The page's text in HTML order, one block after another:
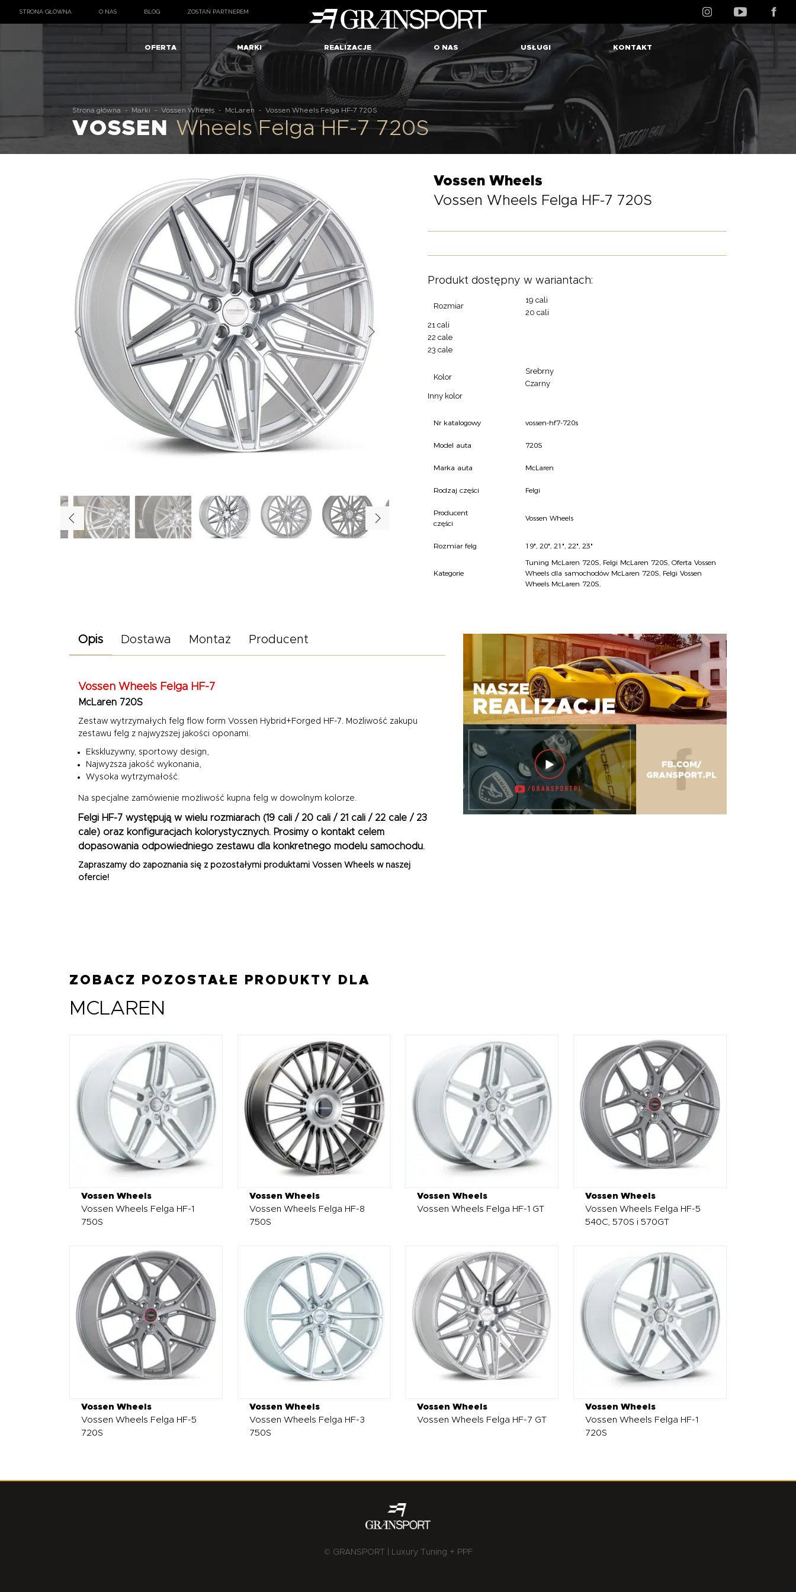
STRONA GŁÓWNA O NAS BLOG ZOSTAŃ PARTNEREM
OFERTA MARKI REALIZACJE O NAS USŁUGI KONTAKT
Strona główna - Marki - Vossen Wheels - McLaren - Vossen Wheels Felga HF-7 720S
VOSSEN Wheels Felga HF-7 720S
Vossen Wheels
Vossen Wheels Felga HF-7 720S
Produkt dostępny w wariantach:
Rozmiar
19 cali
20 cali
21 cali
22 cale
23 cale
Kolor
Srebrny
Czarny
Inny kolor
Nr katalogowy vossen-hf7-720s
Model auta 720S
Marka auta McLaren
Rodzaj części Felgi
Producent
części
Vossen Wheels
Rozmiar felg 19", 20", 21", 22", 23"
Kategorie
Tuning McLaren 720S, Felgi McLaren 720S, Oferta Vossen
Wheels dla samochodów McLaren 720S, Felgi Vossen
Wheels McLaren 720S,
Opis Dostawa Montaż Producent
Vossen Wheels Felga HF-7
McLaren 720S
Zestaw wytrzymałych felg flow form Vossen Hybrid+Forged HF-7. Możliwość zakupu
zestawu felg z najwyższej jakości oponami.
Ekskluzywny, sportowy design,
Najwyższa jakość wykonania,
Wysoka wytrzymałość.
Na specjalne zamówienie możliwość kupna felg w dowolnym kolorze.
Felgi HF-7 występują w wielu rozmiarach (19 cali / 20 cali / 21 cali / 22 cale / 23
cale) oraz konfiguracjach kolorystycznych. Prosimy o kontakt celem
dopasowania odpowiedniego zestawu dla konkretnego modelu samochodu.
Zapraszamy do zapoznania się z pozostałymi produktami Vossen Wheels w naszej
ofercie!
ZOBACZ POZOSTAŁE PRODUKTY DLA
MCLAREN
Vossen Wheels
Vossen Wheels Felga HF-1
750S
Vossen Wheels
Vossen Wheels Felga HF-8
750S
Vossen Wheels
Vossen Wheels Felga HF-1 GT
Vossen Wheels
Vossen Wheels Felga HF-5
540C, 570S i 570GT
Vossen Wheels
Vossen Wheels Felga HF-5
720S
Vossen Wheels
Vossen Wheels Felga HF-3
750S
Vossen Wheels
Vossen Wheels Felga HF-7 GT
Vossen Wheels
Vossen Wheels Felga HF-1
720S
© GRANSPORT | Luxury Tuning + PPF